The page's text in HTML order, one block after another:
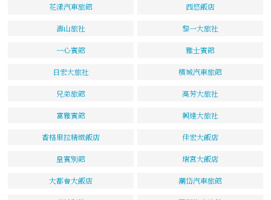
花漾汽車旅館 西悠飯店
壽山旅社 黎一大旅社
一心賓館 雅士賓館
日宏大旅社 檳城汽車旅館
兄弟旅館 高芳大旅社
富雅賓館 興達大旅社
香格里拉精緻飯店 佳宏大飯店
皇賓別館 瑞宮大飯店
大都會大飯店 潮岱汽車旅館